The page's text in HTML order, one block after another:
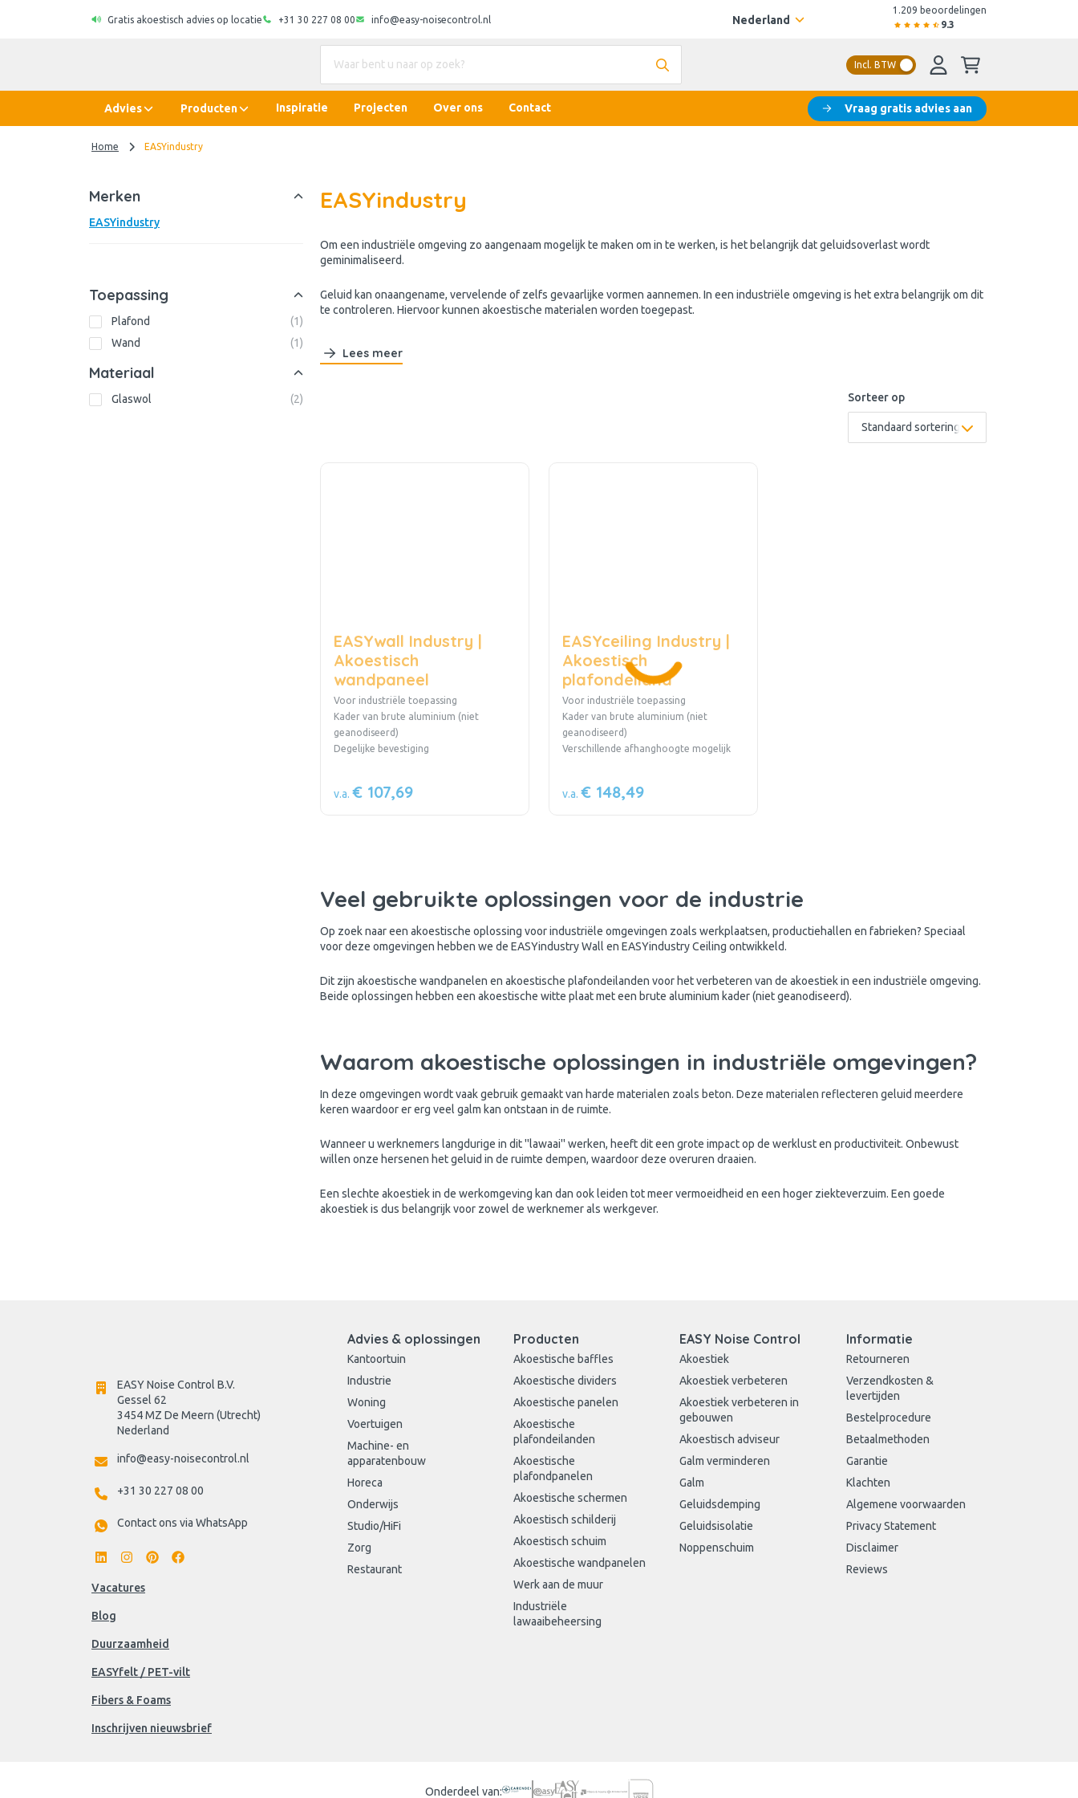
Gratis akoestisch advies op locatie +31 30 227 08 00 info@easy-noisecontrol.nl Nederland
1.209 beoordelingen
9.3
Incl. BTW
Advies Producten Inspiratie Projecten Over ons Contact Vraag gratis advies aan
Home EASYindustry
Merken
EASYindustry
Toepassing
Plafond (1)
Wand
(1)
Materiaal
Glaswol (2)
EASYindustry
Om een industriële omgeving zo aangenaam mogelijk te maken om in te werken, is het belangrijk dat geluidsoverlast wordt
geminimaliseerd.
Geluid kan onaangename, vervelende of zelfs gevaarlijke vormen aannemen. In een industriële omgeving is het extra belangrijk om dit
te controleren. Hiervoor kunnen akoestische materialen worden toegepast.
Lees meer
Sorteer op
EASYwall Industry |
Akoestisch
wandpaneel
Voor industriële toepassing
Kader van brute aluminium (niet
geanodiseerd)
Degelijke bevestiging
v.a. € 107,69
EASYceiling Industry |
Akoestisch
plafondeiland
Voor industriële toepassing
Kader van brute aluminium (niet
geanodiseerd)
Verschillende afhanghoogte mogelijk
v.a. € 148,49
Veel gebruikte oplossingen voor de industrie
Op zoek naar een akoestische oplossing voor industriële omgevingen zoals werkplaatsen, productiehallen en fabrieken? Speciaal
voor deze omgevingen hebben we de EASYindustry Wall en EASYindustry Ceiling ontwikkeld.
Dit zijn akoestische wandpanelen en akoestische plafondeilanden voor het verbeteren van de akoestiek in een industriële omgeving.
Beide oplossingen hebben een akoestische witte plaat met een brute aluminium kader (niet geanodiseerd).
Waarom akoestische oplossingen in industriële omgevingen?
In deze omgevingen wordt vaak gebruik gemaakt van harde materialen zoals beton. Deze materialen reflecteren geluid meerdere
keren waardoor er erg veel galm kan ontstaan in de ruimte.
Wanneer u werknemers langdurige in dit ''lawaai'' werken, heeft dit een grote impact op de werklust en productiviteit. Onbewust
willen onze hersenen het geluid in de ruimte dempen, waardoor deze overuren draaien.
Een slechte akoestiek in de werkomgeving kan dan ook leiden tot meer vermoeidheid en een hoger ziekteverzuim. Een goede
akoestiek is dus belangrijk voor zowel de werknemer als werkgever.
EASY Noise Control B.V.
Gessel 62
3454 MZ De Meern (Utrecht)
Nederland
info@easy-noisecontrol.nl
+31 30 227 08 00
Contact ons via WhatsApp
Vacatures
Blog
Duurzaamheid
EASYfelt / PET-vilt
Fibers & Foams
Inschrijven nieuwsbrief
Advies & oplossingen
Kantoortuin
Industrie
Woning
Voertuigen
Machine- en
apparatenbouw
Horeca
Onderwijs
Studio/HiFi
Zorg
Restaurant
Producten
Akoestische baffles
Akoestische dividers
Akoestische panelen
Akoestische
plafondeilanden
Akoestische
plafondpanelen
Akoestische schermen
Akoestisch schilderij
Akoestisch schuim
Akoestische wandpanelen
Werk aan de muur
Industriële
lawaaibeheersing
EASY Noise Control
Akoestiek
Akoestiek verbeteren
Akoestiek verbeteren in
gebouwen
Akoestisch adviseur
Galm verminderen
Galm
Geluidsdemping
Geluidsisolatie
Noppenschuim
Informatie
Retourneren
Verzendkosten &
levertijden
Bestelprocedure
Betaalmethoden
Garantie
Klachten
Algemene voorwaarden
Privacy Statement
Disclaimer
Reviews
Onderdeel van: